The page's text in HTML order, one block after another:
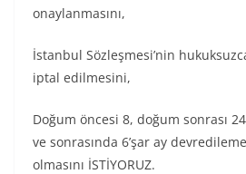
onaylanmasını,
İstanbul Sözleşmesi’nin
iptal edilmesini,
Doğum öncesi 8, doğum sonrası
ve sonrasında 6’şar ay
olmasını İSTİYORUZ.